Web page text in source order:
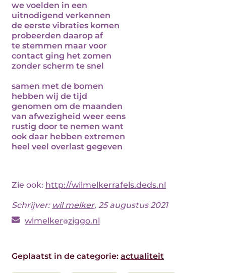
we voelden in een
uitnodigend verkennen
de eerste vibraties komen
probeerden daarop af
te stemmen maar voor
contact ging het zomen
zonder scherm te snel
samen met de bomen
hebben wij de tijd
genomen om de maanden
van afwezigheid weer eens
rustig door te nemen want
ook daar hebben extremen
heel veel overlast gegeven
Zie ook: http://wilmelkerrafels.deds.nl
Schrijver: wil melker, 25 augustus 2021
wlmelker ziggo.nl
Geplaatst in de categorie: actualiteit